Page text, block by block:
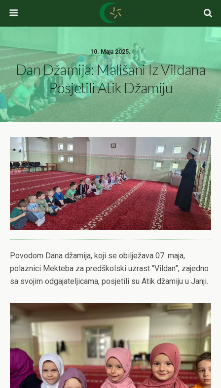
10. Maja 2025.
Dan Džamija: Mališani Iz Vildana
Posjetili Atik Džamiju
Povodom Dana džamija, koji se obilježava 07. maja,
polaznici Mekteba za predškolski uzrast “Vildan”, zajedno
sa svojim odgajateljicama, posjetili su Atik džamiju u Janji.